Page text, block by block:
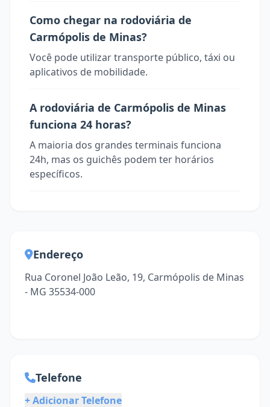
Como chegar na rodoviária de
Carmópolis de Minas?
Você pode utilizar transporte público, táxi ou
aplicativos de mobilidade.
A rodoviária de Carmópolis de Minas
funciona 24 horas?
A maioria dos grandes terminais funciona
24h, mas os guichês podem ter horários
específicos.
Endereço
Rua Coronel João Leão, 19, Carmópolis de Minas
- MG 35534-000
Telefone
+ Adicionar Telefone